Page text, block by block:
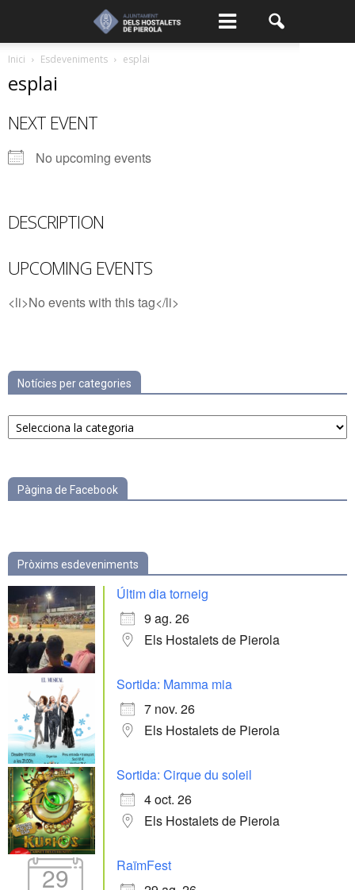
Inici Esdeveniments esplai
esplai
NEXT EVENT
No upcoming events
DESCRIPTION
UPCOMING EVENTS
<li>No events with this tag</li>
Notícies per categories
Notícies
per
Pàgina de Facebook
Pròxims esdeveniments
Últim dia torneig
9 ag. 26
Els Hostalets de Pierola
Sortida: Mamma mia
7 nov. 26
Els Hostalets de Pierola
Sortida: Cirque du soleil
4 oct. 26
Els Hostalets de Pierola
29
RaïmFest